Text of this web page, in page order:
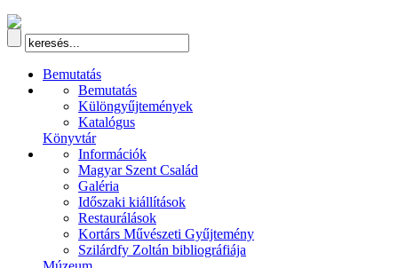
Bemutatás
Bemutatás
Különgyűjtemények
Katalógus
Könyvtár
Információk
Magyar Szent Család
Galéria
Időszaki kiállítások
Restaurálások
Kortárs Művészeti Gyűjtemény
Szilárdfy Zoltán bibliográfiája